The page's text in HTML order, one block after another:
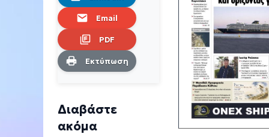
Email
PDF
Εκτύπωση
Διαβάστε
ακόμα